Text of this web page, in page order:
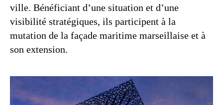
ville. Bénéficiant d’une situation et d’une
visibilité stratégiques, ils participent à la
mutation de la façade maritime marseillaise et à
son extension.